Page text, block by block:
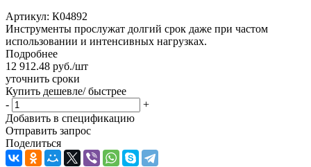
Артикул: К04892
Инструменты прослужат долгий срок даже при частом
использовании и интенсивных нагрузках.
Подробнее
12 912.48 руб./шт
уточнить сроки
Купить дешевле/ быстрее
-
+
Добавить в спецификацию
Отправить запрос
Поделиться